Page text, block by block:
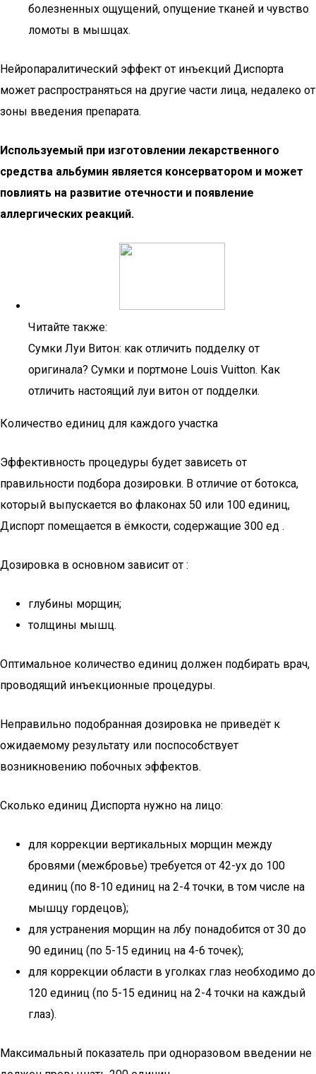
болезненных ощущений, опущение тканей и чувство
ломоты в мышцах.
Нейропаралитический эффект от инъекций Диспорта
может распространяться на другие части лица, недалеко от
зоны введения препарата.
Используемый при изготовлении лекарственного
средства альбумин является консерватором и может
повлиять на развитие отечности и появление
аллергических реакций.
Читайте также:
Сумки Луи Витон: как отличить подделку от
оригинала? Сумки и портмоне Louis Vuitton. Как
отличить настоящий луи витон от подделки.
Количество единиц для каждого участка
Эффективность процедуры будет зависеть от
правильности подбора дозировки. В отличие от ботокса,
который выпускается во флаконах 50 или 100 единиц,
Диспорт помещается в ёмкости, содержащие 300 ед .
Дозировка в основном зависит от :
глубины морщин;
толщины мышц.
Оптимальное количество единиц должен подбирать врач,
проводящий инъекционные процедуры.
Неправильно подобранная дозировка не приведёт к
ожидаемому результату или поспособствует
возникновению побочных эффектов.
Сколько единиц Диспорта нужно на лицо:
для коррекции вертикальных морщин между
бровями (межбровье) требуется от 42-ух до 100
единиц (по 8-10 единиц на 2-4 точки, в том числе на
мышцу гордецов);
для устранения морщин на лбу понадобится от 30 до
90 единиц (по 5-15 единиц на 4-6 точек);
для коррекции области в уголках глаз необходимо до
120 единиц (по 5-15 единиц на 2-4 точки на каждый
глаз).
Максимальный показатель при одноразовом введении не